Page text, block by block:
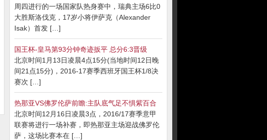
周四进行的一场国家队热身赛中，瑞典主场6比0
大胜斯洛伐克，17岁小将伊萨克（Alexander
Isak）首发 […]
国王杯-皇马第93分钟奇迹扳平 总分6:3晋级
北京时间1月13日凌晨4点15分(当地时间12日晚
间21点15分)，2016-17赛季西班牙国王杯1/8决
赛次 […]
热那亚VS佛罗伦萨前瞻:主队底气足不惧紫百合
北京时间12月16日凌晨3点，2016/17赛季意甲
联赛将进行一场补赛，即热那亚主场迎战佛罗伦
萨，这场比赛本在 […]